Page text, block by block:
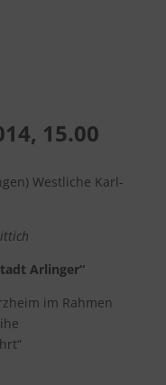
15.00
Westliche Karl-
Arlinger“
im Rahmen